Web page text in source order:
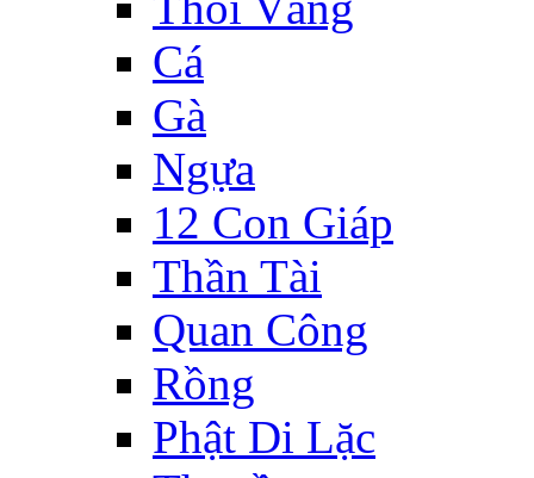
Cá
Gà
Ngựa
12 Con Giáp
Thần Tài
Quan Công
Rồng
Phật Di Lặc